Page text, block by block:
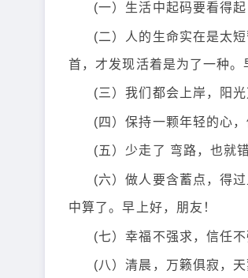
(一）生活中起码要看得
(二）人的生命实在是太
首，才发现活着是为了一种。
(三）我们都会上岸，阳
(四）保持一颗年轻的心
(五）少走了 弯路，也就
(六）做人要含蓄点，得
中算了。早上好，朋友！
(七）幸福不强求，信任
(八）清晨，万籁俱寂，